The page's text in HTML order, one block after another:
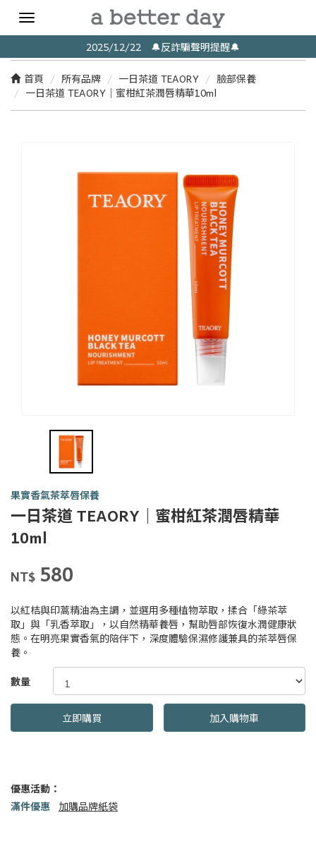
Toggle
navigation
2025/12/22 🔔反詐騙聲明提醒🔔
首頁 所有品牌 一日茶道 TEAORY
臉部保養
一日茶道 TEAORY｜蜜柑紅茶潤唇精華10ml
果實香氣茶萃唇保養
一日茶道 TEAORY｜蜜柑紅茶潤唇精華
10ml
Y0153
一日
lit-
tê-
NT$ 580
以紅桔與印蒿精油為主調，並選用多種植物萃取，揉合「綠茶萃
取」與「乳香萃取」，以自然精華養唇，幫助唇部恢復水潤健康狀
態。在明亮果實香氣的陪伴下，深度體驗保濕修護兼具的茶萃唇保
養。
GOODS000000000000002047756
數量
立即購買 加入購物車
優惠活動：
滿件優惠 加購品牌紙袋